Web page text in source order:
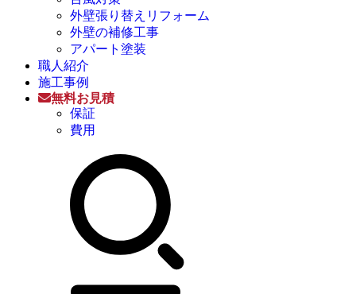
外壁張り替えリフォーム
外壁の補修工事
アパート塗装
職人紹介
施工事例
無料お見積
保証
費用